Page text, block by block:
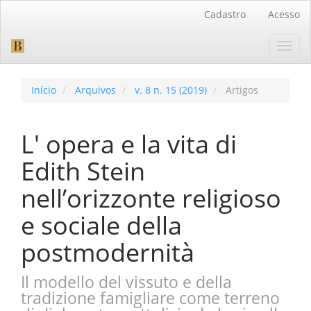
Barra
Cadastro Acesso
Início Arquivos v. 8 n. 15 (2019) Artigos
L' opera e la vita di
Edith Stein
nell’orizzonte religioso
e sociale della
postmodernità
Il modello del vissuto e della
tradizione famigliare come terreno